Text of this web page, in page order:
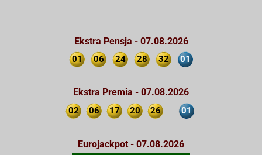
Ekstra Pensja - 07.08.2026
01 06 24 28 32 01
Ekstra Premia - 07.08.2026
02 06 17 20 26 01
Eurojackpot - 07.08.2026